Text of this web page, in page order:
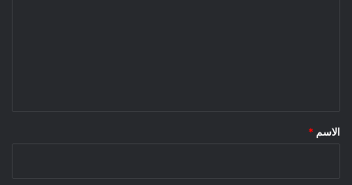
*
الاسم *